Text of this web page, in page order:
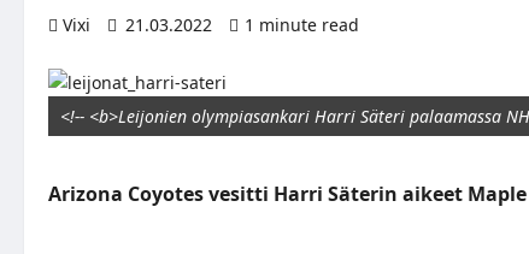
Vixi 21.03.2022 1 minute read
<!-- <b>Leijonien olympiasankari Harri Säteri palaamassa
Arizona Coyotes vesitti Harri Säterin aikeet